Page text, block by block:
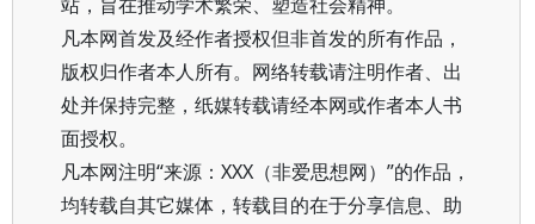
凡本网首发及经作者授权但非首发的所有作品，
版权归作者本人所有。网络转载请注明作者、出
处并保持完整，纸媒转载请经本网或作者本人书
面授权。
凡本网注明“来源：XXX（非爱思想网）”的作品，
均转载自其它媒体，转载目的在于分享信息、助